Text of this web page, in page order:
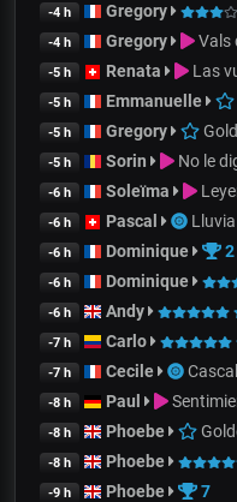
-4 h Gregory
-4 h Gregory Vals
-5 h Renata Las
-5 h Emmanuelle
-5 h Gregory
-5 h Sorin No le
-6 h Soleïma
-6 h Pascal
-6 h Dominique 2
-6 h Dominique
-6 h Andy
-7 h Carlo
-7 h Cecile
-8 h Paul
-8 h Phoebe
-8 h Phoebe
-9 h Phoebe 7